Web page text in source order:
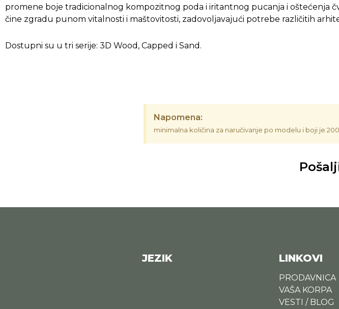
promene boje tradicionalnog kompozitnog poda i iritantnog pucanja i oštećenja
čine zgradu punom vitalnosti i maštovitosti, zadovoljavajući potrebe različitih
Dostupni su u tri serije: 3D Wood, Capped i Sand.
Napomena:
minimalna količina za naručivanje po modelu i boji je
JEZIK LINKOVI
PRODAVNICA
VAŠA KORPA
VESTI / BLOG